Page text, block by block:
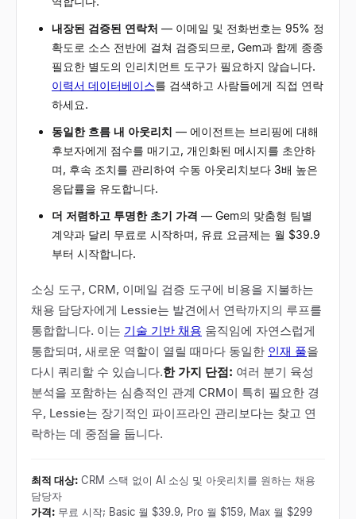
내장된 검증된 연락처 — 이메일 및 전화번호는 95% 정
확도로 소스 전반에 걸쳐 검증되므로, Gem과 함께 종종
필요한 별도의 인리치먼트 도구가 필요하지 않습니다.
이력서 데이터베이스를 검색하고 사람들에게 직접 연락
하세요.
동일한 흐름 내 아웃리치 — 에이전트는 브리핑에 대해
후보자에게 점수를 매기고, 개인화된 메시지를 초안하
며, 후속 조치를 관리하여 수동 아웃리치보다 3배 높은
응답률을 유도합니다.
더 저렴하고 투명한 초기 가격 — Gem의 맞춤형 팀별
계약과 달리 무료로 시작하며, 유료 요금제는 월 $39.9
부터 시작합니다.
소싱 도구, CRM, 이메일 검증 도구에 비용을 지불하는
채용 담당자에게 Lessie는 발견에서 연락까지의 루프를
통합합니다. 이는 기술 기반 채용 움직임에 자연스럽게
통합되며, 새로운 역할이 열릴 때마다 동일한 인재 풀을
다시 쿼리할 수 있습니다.한 가지 단점: 여러 분기 육성
분석을 포함하는 심층적인 관계 CRM이 특히 필요한 경
우, Lessie는 장기적인 파이프라인 관리보다는 찾고 연
락하는 데 중점을 둡니다.
최적 대상: CRM 스택 없이 AI 소싱 및 아웃리치를 원하는 채용
담당자
가격: 무료 시작; Basic 월 $39.9, Pro 월 $159, Max 월 $299